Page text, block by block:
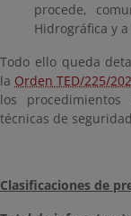
procede,
Hidrográfica y
Todo ello queda
la Orden TED/225/
los
técnicas de
Clasificaciones de